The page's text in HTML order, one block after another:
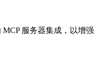
MCP 服务器集成，以增强